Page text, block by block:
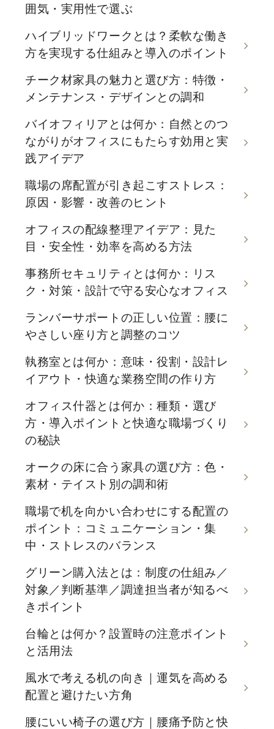
囲気・実用性で選ぶ
ハイブリッドワークとは？柔軟な働き
方を実現する仕組みと導入のポイント
チーク材家具の魅力と選び方：特徴・
メンテナンス・デザインとの調和
バイオフィリアとは何か：自然とのつ
ながりがオフィスにもたらす効用と実
践アイデア
職場の席配置が引き起こすストレス：
原因・影響・改善のヒント
オフィスの配線整理アイデア：見た
目・安全性・効率を高める方法
事務所セキュリティとは何か：リス
ク・対策・設計で守る安心なオフィス
ランバーサポートの正しい位置：腰に
やさしい座り方と調整のコツ
執務室とは何か：意味・役割・設計レ
イアウト・快適な業務空間の作り方
オフィス什器とは何か：種類・選び
方・導入ポイントと快適な職場づくり
の秘訣
オークの床に合う家具の選び方：色・
素材・テイスト別の調和術
職場で机を向かい合わせにする配置の
ポイント：コミュニケーション・集
中・ストレスのバランス
グリーン購入法とは：制度の仕組み／
対象／判断基準／調達担当者が知るべ
きポイント
台輪とは何か？設置時の注意ポイント
と活用法
風水で考える机の向き｜運気を高める
配置と避けたい方角
腰にいい椅子の選び方｜腰痛予防と快